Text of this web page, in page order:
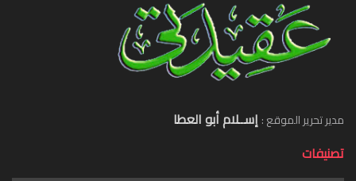
مدير تحرير الموقع :إســلام أبو العطا
تصنيفات